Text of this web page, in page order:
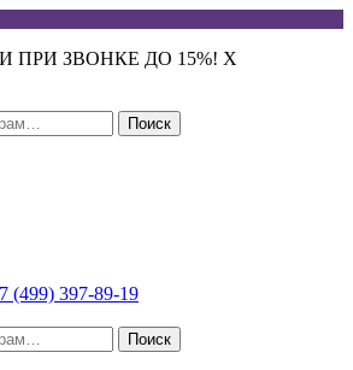
ПРИ ЗВОНКЕ ДО 15%! X
Поиск
(499) 397-89-19
Поиск